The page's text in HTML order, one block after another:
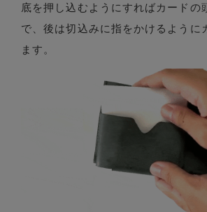
底を押し込むようにすればカードの
で、後は切込みに指をかけるように
ます。